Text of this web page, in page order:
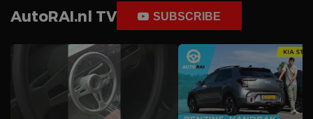
AutoRAI.nl TV SUBSCRIBE